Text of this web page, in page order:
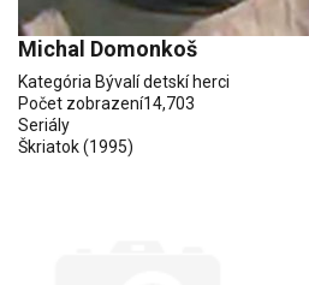
Michal Domonkoš
Kategória Bývalí detskí herci
Počet zobrazení14,703
Seriály
Škriatok(1995)